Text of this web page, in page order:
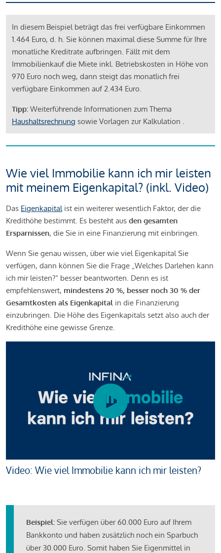
In diesem Beispiel beträgt das frei verfügbare Einkommen
1.464 Euro, d. h. Sie können maximal diese Summe für Ihre
monatliche Kreditrate aufbringen. Fällt mit dem
Immobilienkauf die Miete inkl. Betriebskosten in Höhe von
970 Euro noch weg, dann steigt das monatlich frei
verfügbare Einkommen auf 2.434 Euro.
Tipp: Weiterführende Informationen zum Thema
Haushaltsrechnung sowie Vorlagen zur Kalkulation .
Wie viel Immobilie kann ich mir leisten
mit meinem Eigenkapital? (inkl. Video)
Das Eigenkapitalist ein weiterer wesentlich Faktor, der die
Kredithöhe bestimmt. Es besteht aus den gesamten
Ersparnissen, die Sie in eine Finanzierung mit einbringen.
Wenn Sie genau wissen, über wie viel Eigenkapital Sie
verfügen, dann können Sie die Frage „Welches Darlehen kann
ich mir leisten?“ besser beantworten. Denn es ist
empfehlenswert, mindestens 20 %, besser noch 30 % der
Gesamtkosten als Eigenkapital in die Finanzierung
einzubringen. Die Höhe des Eigenkapitals setzt also auch der
Kredithöhe eine gewisse Grenze.
Video: Wie viel Immobilie kann ich mir leisten?
Beispiel: Sie verfügen über 60.000 Euro auf Ihrem
Bankkonto und haben zusätzlich noch ein Sparbuch
über 30.000 Euro. Somit haben Sie Eigenmittel in